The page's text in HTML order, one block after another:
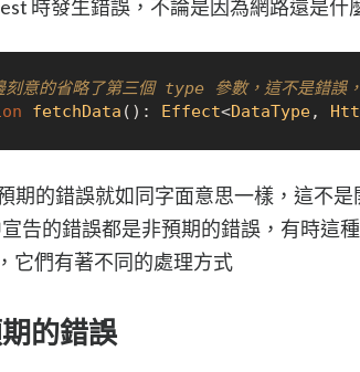
時發生錯誤，不論是因為網路還是什
意的省略了第三個 type 參數，這不是錯誤
fetchData ( ): Effect<DataType,
期的錯誤就如同字面意思一樣，這不
告的錯誤都是非預期的錯誤，有時這
，它們有著不同的處理方式
的錯誤